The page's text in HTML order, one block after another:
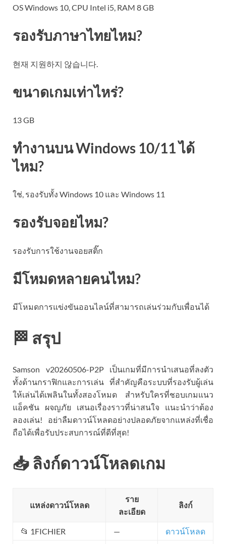
OS Windows 10, CPU Intel i5, RAM 8 GB
รองรับภาษาไทยไหม?
현재 지원하지 않습니다.
ขนาดเกมเท่าไหร่?
13 GB
ทำงานบน Windows 10/11 ได้
ไหม?
ใช่, รองรับทั้ง Windows 10 และ Windows 11
รองรับจอยไหม?
รองรับการใช้งานจอยสติ๊ก
มีโหมดหลายคนไหม?
มีโหมดการแข่งขันออนไลน์ที่สามารถเล่นร่วมกับเพื่อนได้
🏁 สรุป
Samson v20260506-P2P เป็นเกมที่มีการนำเสนอที่ลงตัว
ทั้งด้านกราฟิกและการเล่น ที่สำคัญคือระบบที่รองรับผู้เล่น
ให้เล่นได้เพลินในทั้งสองโหมด สำหรับใครที่ชอบเกมแนว
แอ็คชัน ผจญภัย เสนอเรื่องราวที่น่าสนใจ แนะนำว่าต้อง
ลองเล่น! อย่าลืมดาวน์โหลดอย่างปลอดภัยจากแหล่งที่เชื่อ
ถือได้เพื่อรับประสบการณ์ที่ดีที่สุด!
📥 ลิงก์ดาวน์โหลดเกม
แหล่งดาวน์โหลด
ราย
ละเอียด
ลิงก์
📂 1FICHIER — ดาวน์โหลด